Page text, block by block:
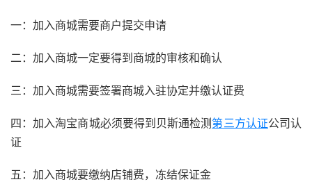
一：加入商城需要商户提交申请
二：加入商城一定要得到商城的审核和确认
三：加入商城需要签署商城入驻协定并缴认证费
四：加入淘宝商城必须要得到贝斯通检测第三方认证公司认
证
五：加入商城要缴纳店铺费，冻结保证金